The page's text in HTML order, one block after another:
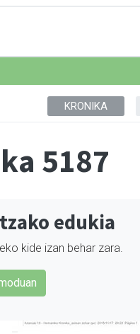
KRONIKA
5187
edukia
kide izan behar zara.